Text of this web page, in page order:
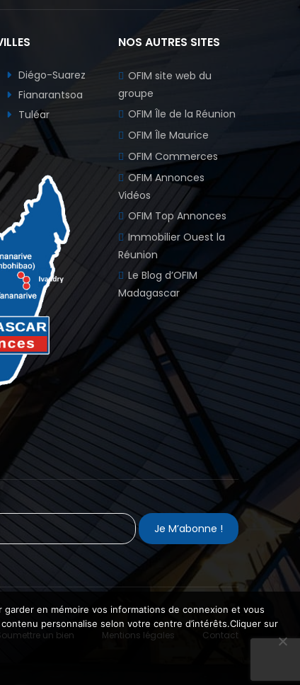
Diégo-Suarez
Fianarantsoa
Tuléar
NOS AUTRES SITES
OFIM site web du
groupe
OFIM Île de la Réunion
OFIM Île Maurice
OFIM Commerces
OFIM Annonces
Vidéos
OFIM Top Annonces
Immobilier Ouest la
Réunion
Le Blog d’OFIM
Madagascar
un bien Mentions légales Contact
en mémoire vos informations de connexion et vous
personnalise selon votre centre d’intérêts.Cliquer sur